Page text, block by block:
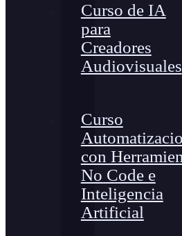
Curso de IA
para
Creadores
Audiovisuales
Curso
con
No Code e
Inteligencia
Artificial